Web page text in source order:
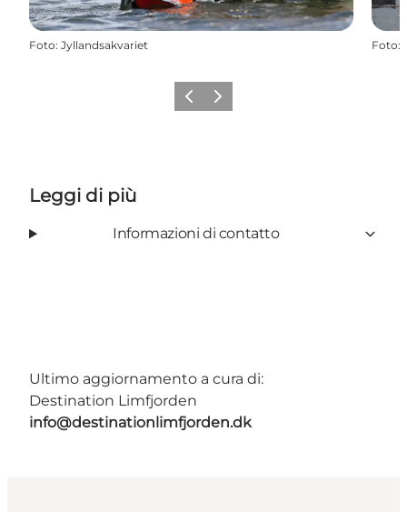
Foto: Jyllandsakvariet Foto:
Precedente
Avanti
Leggi di più
Informazioni di contatto
Ultimo aggiornamento a cura di:
Destination Limfjorden
info@destinationlimfjorden.dk